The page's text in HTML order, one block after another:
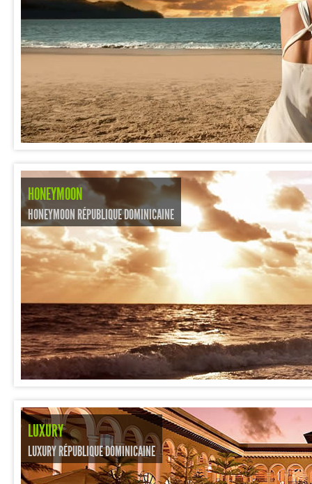
HONEYMOON
HONEYMOON RÉPUBLIQUE DOMINICAINE
LUXURY
LUXURY RÉPUBLIQUE DOMINICAINE